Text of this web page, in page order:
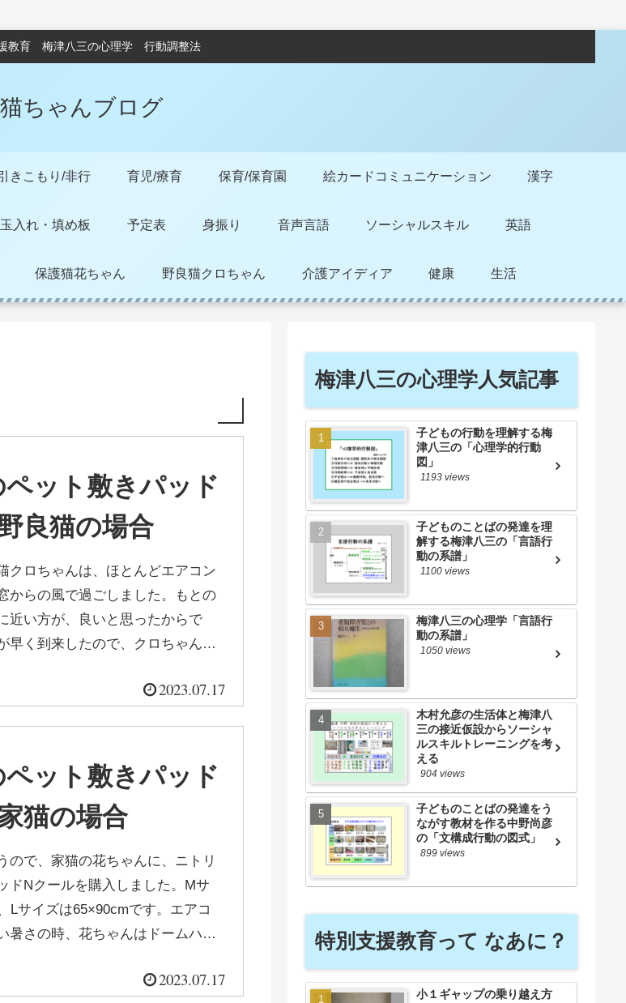
教育 梅津八三の心理学 行動調整法
猫ちゃんブログ
きこもり/非行 育児/療育 保育/保育園 絵カードコミュニケーション 漢字
玉入れ・填め板 予定表 身振り 音声言語 ソーシャルスキル 英語
保護猫花ちゃん 野良猫クロちゃん 介護アイディア 健康 生活
ット敷きパッド
良猫の場合
クロちゃんは、ほとんどエアコン
からの風で過ごしました。もとの
近い方が、良いと思ったからで
早く到来したので、クロちゃんも
2023.07.17
ット敷きパッド
猫の場合
ので、家猫の花ちゃんに、ニトリ
ドNクールを購入しました。Mサ
Lサイズは65×90cmです。エアコ
暑さの時、花ちゃんはドームハウ
2023.07.17
梅津八三の心理学人気記事
子どもの行動を理解する梅
津八三の「心理学的行動
図」
1193 views
子どものことばの発達を理
解する梅津八三の「言語行
動の系譜」
1100 views
梅津八三の心理学「言語行
動の系譜」
1050 views
木村允彦の生活体と梅津八
三の接近仮設からソーシャ
ルスキルトレーニングを考
える
904 views
子どものことばの発達をう
ながす教材を作る中野尚彦
の「文構成行動の図式」
899 views
特別支援教育って なあに？
小１ギャップの乗り越え方